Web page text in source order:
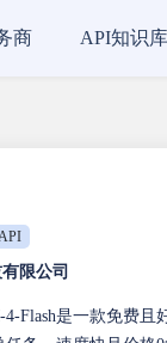
商 API知识库
限公司
4-Flash是一款免费且